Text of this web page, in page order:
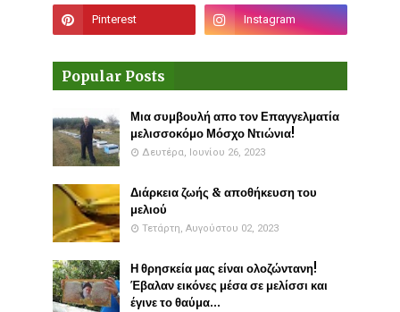
Popular Posts
Μια συμβουλή απο τον Επαγγελματία
μελισσοκόμο Μόσχο Ντιώνια!
Δευτέρα, Ιουνίου 26, 2023
Διάρκεια ζωής & αποθήκευση του
μελιού
Τετάρτη, Αυγούστου 02, 2023
Η θρησκεία μας είναι ολοζώντανη!
Έβαλαν εικόνες μέσα σε μελίσσι και
έγινε το θαύμα...